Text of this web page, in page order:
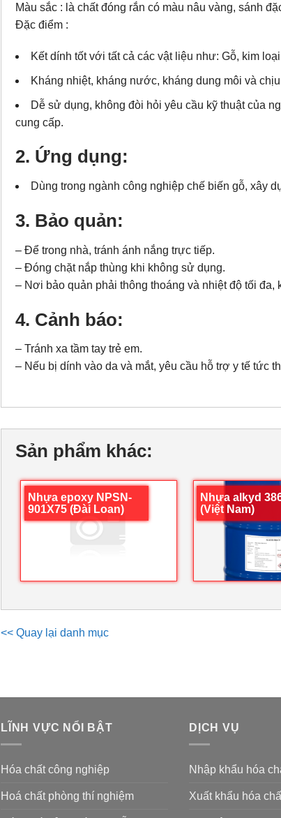
Màu sắc : là chất đóng rắn có màu nâu vàng, sánh
Đặc điểm :
Kết dính tốt với tất cả các vật liệu như: Gỗ, kim
Kháng nhiệt, kháng nước, kháng dung môi và
Dễ sử dụng, không đòi hỏi yêu cầu kỹ thuật của
cung cấp.
2. Ứng dụng:
Dùng trong ngành công nghiệp chế biến gỗ, xây
3. Bảo quản:
– Để trong nhà, tránh ánh nắng trực tiếp.
– Đóng chặt nắp thùng khi không sử dụng.
– Nơi bảo quản phải thông thoáng và nhiệt độ tối
4. Cảnh báo:
– Tránh xa tầm tay trẻ em.
– Nếu bị dính vào da và mắt, yêu cầu hỗ trợ y tế tức
Sản phẩm khác:
Nhựa epoxy NPSN-
901X75 (Đài Loan)
Nhựa alkyd
(Việt Nam)
<< Quay lại danh mục
LĨNH VỰC NỔI BẬT
Hóa chất công nghiệp
Hoá chất phòng thí nghiệm
DỊCH VỤ
Nhập khẩu hóa
Xuất khẩu hóa